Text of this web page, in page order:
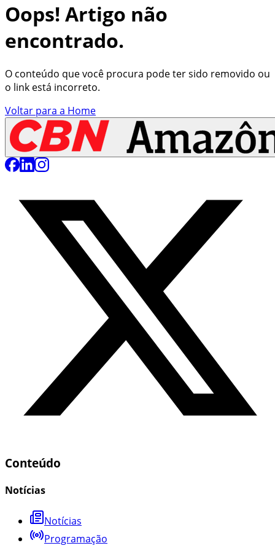
Oops! Artigo não
encontrado.
O conteúdo que você procura pode ter sido removido ou
o link está incorreto.
Voltar para a Home
Conteúdo
Notícias
Notícias
Programação